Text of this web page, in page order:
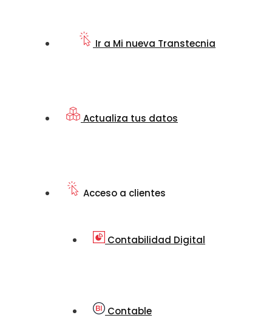
Ir a Mi nueva Transtecnia
Actualiza tus datos
Acceso a clientes
Contabilidad Digital
Contable